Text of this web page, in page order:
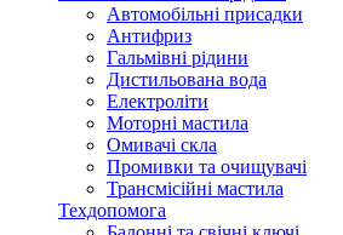
Автомобільні присадки
Антифриз
Гальмівні рідини
Дистильована вода
Електроліти
Моторні мастила
Омивачі скла
Промивки та очищувачі
Трансмісійні мастила
Техдопомога